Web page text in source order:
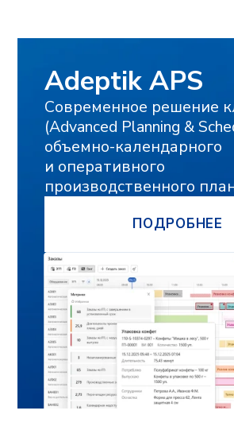
и использование моих персональных
данныхи соглашаюсь
получать
рекламную рассылку
ОТПРАВИТЬ
Исследования и разработка осуществляются
Фонда «Сколково»,«Фонда содействия
«Российского фонда развития